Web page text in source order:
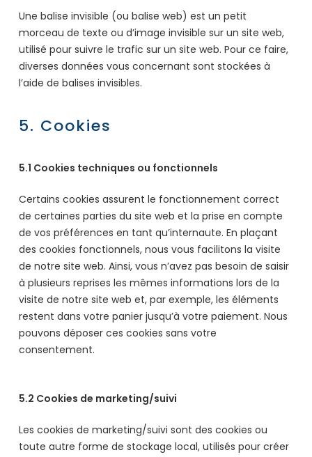
Une balise invisible (ou balise web) est un petit
morceau de texte ou d’image invisible sur un site web,
utilisé pour suivre le trafic sur un site web. Pour ce faire,
diverses données vous concernant sont stockées à
l’aide de balises invisibles.
5. Cookies
5.1 Cookies techniques ou fonctionnels
Certains cookies assurent le fonctionnement correct
de certaines parties du site web et la prise en compte
de vos préférences en tant qu’internaute. En plaçant
des cookies fonctionnels, nous vous facilitons la visite
de notre site web. Ainsi, vous n’avez pas besoin de saisir
à plusieurs reprises les mêmes informations lors de la
visite de notre site web et, par exemple, les éléments
restent dans votre panier jusqu’à votre paiement. Nous
pouvons déposer ces cookies sans votre
consentement.
5.2 Cookies de marketing/suivi
Les cookies de marketing/suivi sont des cookies ou
toute autre forme de stockage local, utilisés pour créer